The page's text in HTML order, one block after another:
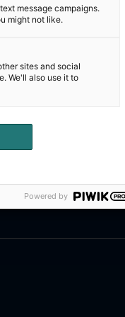
message campaigns.
might not like.
sites and social
We'll also use it to
Powered by